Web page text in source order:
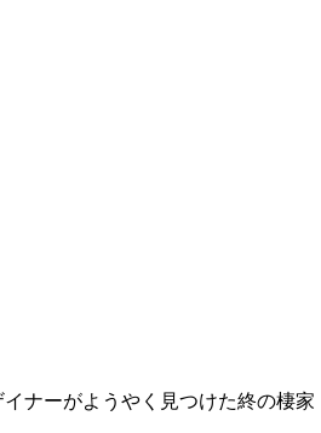
ナーがようやく見つけた終の棲家